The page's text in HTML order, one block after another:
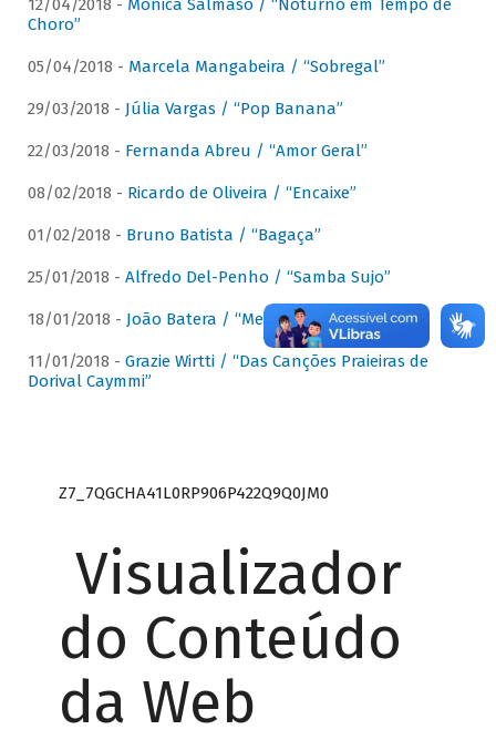
12/04/2018 - Mônica Salmaso / “Noturno em Tempo de
Choro”
05/04/2018 - Marcela Mangabeira / “Sobregal”
29/03/2018 - Júlia Vargas / “Pop Banana”
22/03/2018 - Fernanda Abreu / “Amor Geral”
08/02/2018 - Ricardo de Oliveira / “Encaixe”
01/02/2018 - Bruno Batista / “Bagaça”
25/01/2018 - Alfredo Del-Penho / “Samba Sujo”
18/01/2018 - João Batera / “Meu Pandeiro”
11/01/2018 - Grazie Wirtti / “Das Canções Praieiras de
Dorival Caymmi”
Z7_7QGCHA41L0RP906P422Q9Q0JM0
Visualizador
do Conteúdo
da Web